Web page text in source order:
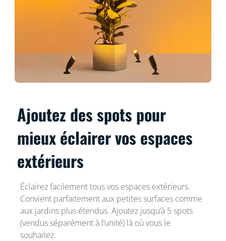
Ajoutez des spots pour
mieux éclairer vos espaces
extérieurs
Éclairez facilement tous vos espaces extérieurs.
Convient parfaitement aux petites surfaces comme
aux jardins plus étendus. Ajoutez jusqu’à 5 spots
(vendus séparément à l’unité) là où vous le
souhaitez.